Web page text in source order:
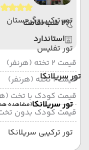
تور ترکیبی گرجستان
تور تفلیس
تور سریلانکا
تور سریلانکا(مشاهده
تور ترکیبی سریلانکا
3 شب اقامت
استاندارد
قیمت 2 تخته (هرنفر)
قیمت 1 تخته (هرنفر)
قیمت کودک با تخت
قیمت کودک بدون